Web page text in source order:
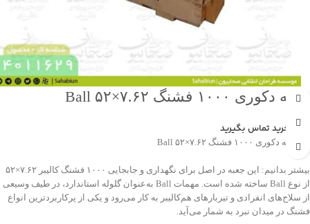
جعبه دکوری ۱۰۰۰ فشنگ ۷.۶۲×۵۲ Ball
جهت خرید تماس بگیرید
💠 جعبه دکوری ۱۰۰۰ فشنگ ۷.۶۲×۵۲ Ball
بیشتر بدانیم: این جعبه در اصل برای نگهداری و جابجایی ۱۰۰۰ فشنگ کالیبر ۷.۶۲×۵۲
از نوع Ball ساخته شده است. مهمات Ball به‌عنوان گلوله استاندارد، در طیف وسیعی
از سلاح‌های انفرادی و تیربارهای هم‌کالیبر به کار می‌رود و یکی از پرکاربردترین انواع
فشنگ در میدان نبرد به شمار می‌آید.